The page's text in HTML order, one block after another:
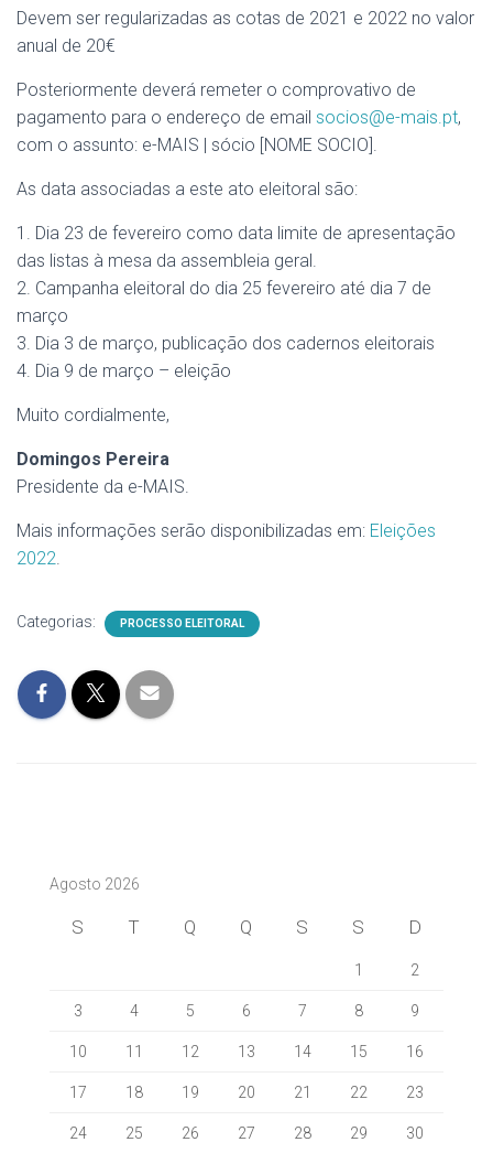
Devem ser regularizadas as cotas de 2021 e 2022 no valor
anual de 20€
Posteriormente deverá remeter o comprovativo de
pagamento para o endereço de email socios@e-mais.pt,
com o assunto: e-MAIS | sócio [NOME SOCIO].
As data associadas a este ato eleitoral são:
1. Dia 23 de fevereiro como data limite de apresentação
das listas à mesa da assembleia geral.
2. Campanha eleitoral do dia 25 fevereiro até dia 7 de
março
3. Dia 3 de março, publicação dos cadernos eleitorais
4. Dia 9 de março – eleição
Muito cordialmente,
Domingos Pereira
Presidente da e-MAIS.
Mais informações serão disponibilizadas em: Eleições
2022.
Categorias: PROCESSO ELEITORAL
Agosto 2026
S T Q Q S S D
1 2
3 4 5 6 7 8 9
10 11 12 13 14 15 16
17 18 19 20 21 22 23
24 25 26 27 28 29 30